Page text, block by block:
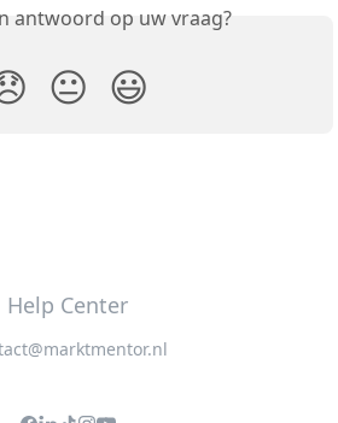
antwoord op uw vraag?
😐 😃
Help Center